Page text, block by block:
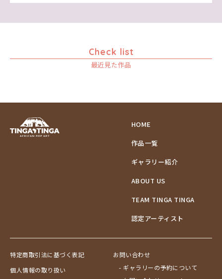
Check list
最近見た作品
HOME
作品一覧
ギャラリー紹介
ABOUT US
TEAM TINGA TINGA
認定アーティスト
特定商取引法に基づく表記
個人情報の取り扱い
お問い合わせ
- ギャラリーの予約について